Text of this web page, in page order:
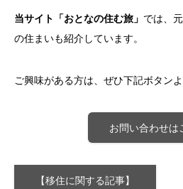
当サイト「おとなの住む旅」 では、
の住まいも紹介しています。
ご興味がある方は、ぜひ下記ボタン
お問い合わせは
【移住に関する記事】